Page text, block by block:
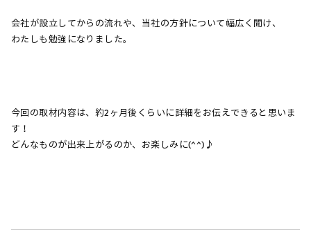
会社が設立してからの流れや、当社の方針について幅広く聞け、
わたしも勉強になりました。
今回の取材内容は、約2ヶ月後くらいに詳細をお伝えできると思いま
す！
どんなものが出来上がるのか、お楽しみに(^^)♪